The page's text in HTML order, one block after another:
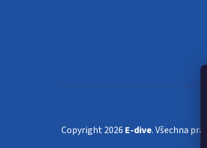
Copyright 2026 E-dive. Všechna